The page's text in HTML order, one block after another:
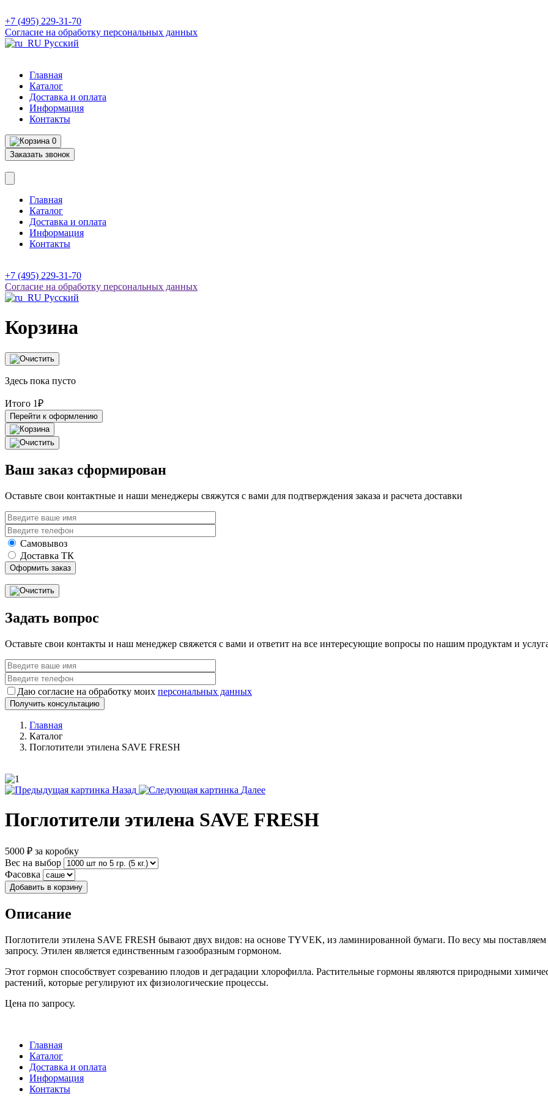
+7 (495) 229-31-70
Согласие на обработку персональных данных
Русский
Главная
Каталог
Доставка и оплата
Информация
Контакты
0
Заказать звонок
Главная
Каталог
Доставка и оплата
Информация
Контакты
+7 (495) 229-31-70
Согласие на обработку персональных данных
Русский
Корзина
Здесь пока пусто
Итого 1₽
Перейти к оформлению
Ваш заказ сформирован
Оставьте свои контактные и наши менеджеры свяжутся с вами для подтверждения заказа и расчета доставки
Самовывоз
Доставка ТК
Задать вопрос
Оставьте свои контакты и наш менеджер свяжется с вами и ответит на все интересующие вопросы по нашим продуктам и
Даю согласие на обработку моих персональных данных
Главная
Каталог
Поглотители этилена SAVE FRESH
Назад Далее
Поглотители этилена SAVE FRESH
5000 ₽ за коробку
Вес на выбор
Фасовка
Добавить в корзину
Описание
Поглотители этилена SAVE FRESH бывают двух видов: на основе TYVEK, из ламинированной бумаги. По весу мы
запросу. Этилен является единственным газообразным гормоном.
Этот гормон способствует созреванию плодов и деградации хлорофилла. Растительные гормоны являются природными
растений, которые регулируют их физиологические процессы.
Цена по запросу.
Главная
Каталог
Доставка и оплата
Информация
Контакты